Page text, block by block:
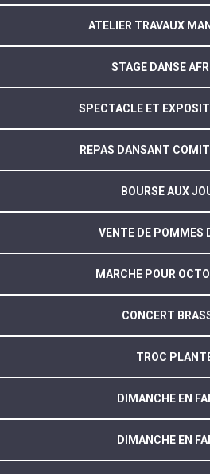
ATELIER TRAVAUX
STAGE DANSE
SPECTACLE ET
REPAS DANSANT
BOURSE AUX
VENTE DE POMMES
MARCHE POUR
CONCERT
TROC
DIMANCHE EN
DIMANCHE EN